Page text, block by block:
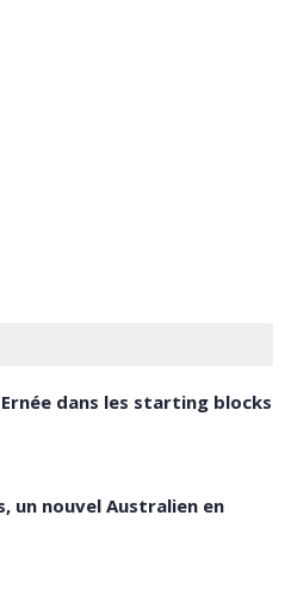
Ernée dans les starting blocks
un nouvel Australien en